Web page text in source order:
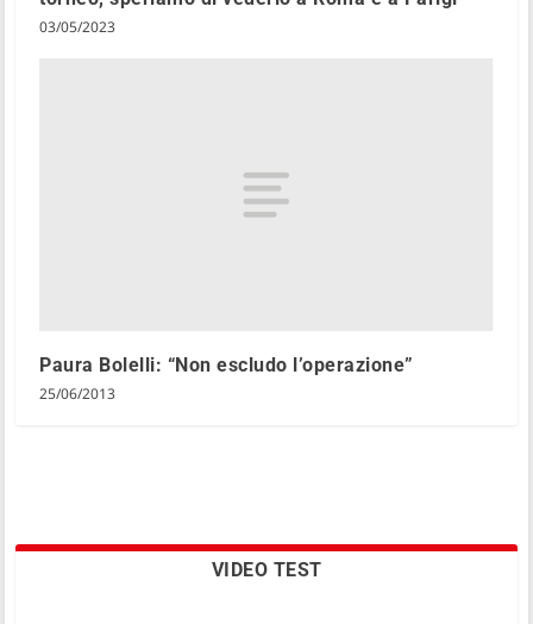
03/05/2023
Paura Bolelli: “Non escludo l’operazione”
25/06/2013
VIDEO TEST